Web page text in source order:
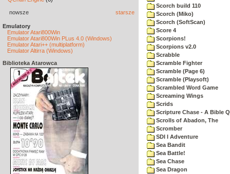
nowsze starsze
Emulatory
Emulator Atari800Win
Emulator Atari800Win PLus 4.0 (Windows)
Emulator Atari++ (multiplatform)
Emulator Altirra (Windows)
Biblioteka Atarowca
Scorch build 110
Scorch (Miko)
Scorch (SoftScan)
Score 4
Scorpions!
Scorpions v2.0
Scrabble
Scramble Fighter
Scramble (Page 6)
Scramble (Playsoft)
Scrambled Word Game
Screaming Wings
Scrids
Scripture Chase - A Bible
Scrolls of Abadon, The
Scromber
SDI I Adventure
Sea Bandit
Sea Battle!
Sea Chase
Sea Dragon